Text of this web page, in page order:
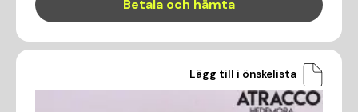
Betala och hämta
Lägg till i önskelista